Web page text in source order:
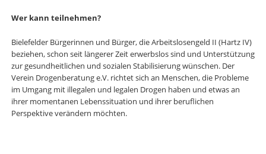
Wer kann teilnehmen?
Bielefelder Bürgerinnen und Bürger, die Arbeitslosengeld II (Hartz IV)
beziehen, schon seit längerer Zeit erwerbslos sind und Unterstützung
zur gesundheitlichen und sozialen Stabilisierung wünschen. Der
Verein Drogenberatung e.V. richtet sich an Menschen, die Probleme
im Umgang mit illegalen und legalen Drogen haben und etwas an
ihrer momentanen Lebenssituation und ihrer beruflichen
Perspektive verändern möchten.